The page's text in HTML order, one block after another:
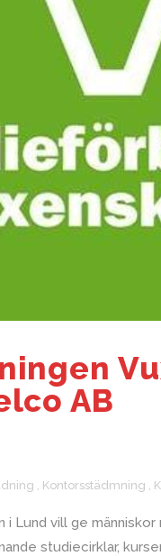
AB
, Kontorsstädmning ,
Lund vill ge
studiecirklar,